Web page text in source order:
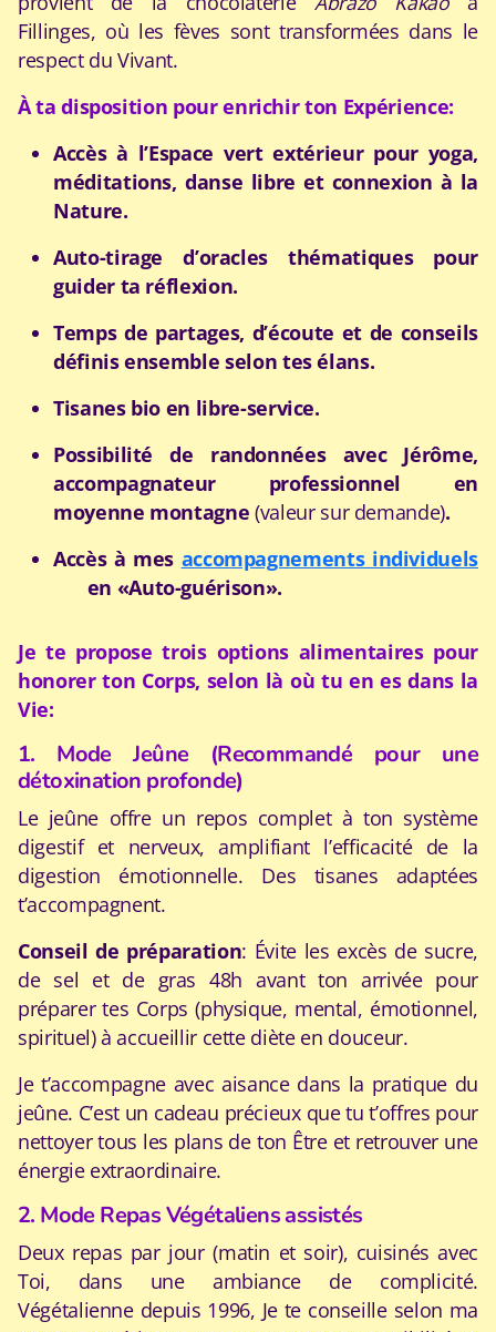
Fillinges, où les fèves sont transformées dans le
respect du Vivant.
À ta disposition pour enrichir ton Expérience:
Accès à l’Espace vert extérieur pour yoga,
méditations, danse libre et connexion à la
Nature.
Auto-tirage d’oracles thématiques pour
guider ta réflexion.
Temps de partages, d’écoute et de conseils
définis ensemble selon tes élans.
Tisanes bio en libre-service.
Possibilité de randonnées avec Jérôme,
accompagnateur professionnel en
moyenne montagne(valeur sur demande).
Accès à mes accompagnements individuels
en «Auto-guérison».
Je te propose trois options alimentaires pour
honorer ton Corps, selon là où tu en es dans la
Vie:
1. Mode Jeûne (Recommandé pour une
détoxination profonde)
Le jeûne offre un repos complet à ton système
digestif et nerveux, amplifiant l’efficacité de la
digestion émotionnelle. Des tisanes adaptées
t’accompagnent.
Conseil de préparation: Évite les excès de sucre,
de sel et de gras 48h avant ton arrivée pour
préparer tes Corps (physique, mental, émotionnel,
spirituel) à accueillir cette diète en douceur.
Je t’accompagne avec aisance dans la pratique du
jeûne. C’est un cadeau précieux que tu t’offres pour
nettoyer tous les plans de ton Être et retrouver une
énergie extraordinaire.
2. Mode Repas Végétaliens assistés
Deux repas par jour (matin et soir), cuisinés avec
Toi, dans une ambiance de complicité.
Végétalienne depuis 1996, Je te conseille selon ma